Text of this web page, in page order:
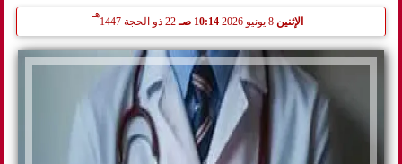
الإثنين 8 يونيو 2026 10:14 صـ 22 ذو الحجة 1447
هـ